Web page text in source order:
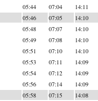
05:44 07:04 14:11
05:46 07:05 14:10
05:48 07:07 14:10
05:49 07:08 14:10
05:51 07:10 14:10
05:53 07:11 14:09
05:54 07:12 14:09
05:56 07:14 14:09
05:58 07:15 14:08